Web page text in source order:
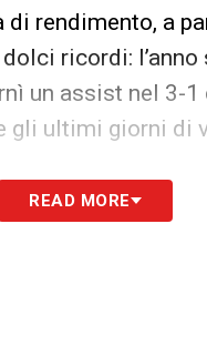
di rendimento, a
ricordi:
un assist nel 3-
gli ultimi giorni di
e domani: guida
READ MORE